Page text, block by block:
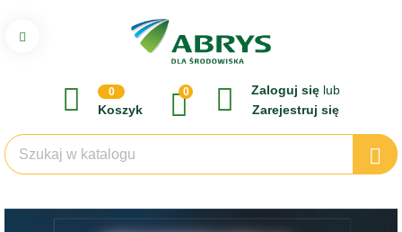
0
Koszyk
0 Zaloguj się lub
Zarejestruj się